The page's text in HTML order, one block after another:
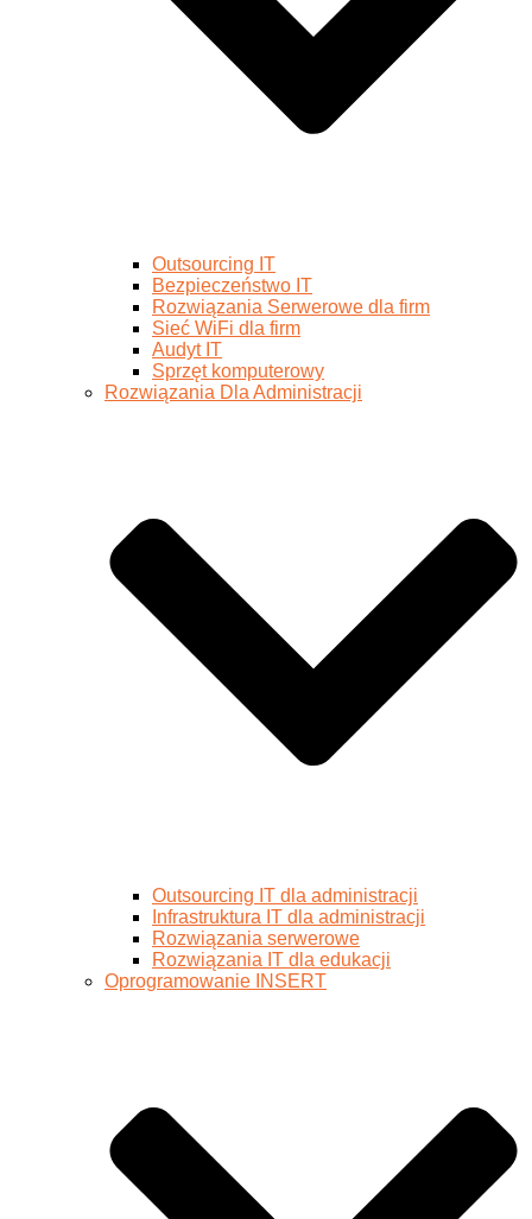
Outsourcing IT
Bezpieczeństwo IT
Rozwiązania Serwerowe dla firm
Sieć WiFi dla firm
Audyt IT
Sprzęt komputerowy
Rozwiązania Dla Administracji
Outsourcing IT dla administracji
Infrastruktura IT dla administracji
Rozwiązania serwerowe
Rozwiązania IT dla edukacji
Oprogramowanie INSERT